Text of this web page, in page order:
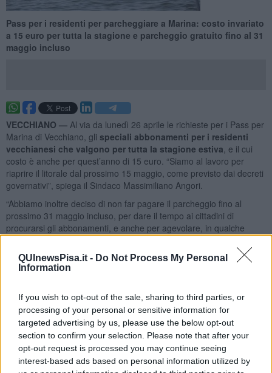
QUInewsPisa.it - Do Not Process My Personal
Information
If you wish to opt-out of the sale, sharing to third parties, or
processing of your personal or sensitive information for
targeted advertising by us, please use the below opt-out
section to confirm your selection. Please note that after your
opt-out request is processed you may continue seeing
interest-based ads based on personal information utilized by
Pass per i residenti per parcheggiare a Marina: costo invariato
a 15 euro per tutta la stagione e parcheggio gratuito fino al 31
maggio incluso
VECCHIANO — Al via da lunedì 26 aprile le richieste per i Pass per
Marina di Vecchiano, gli speciali abbonamenti per i residenti
vecchianesi che valgono per tutta la stagione estiva , e il cui
costo è anche per quest’anno di 15 euro. “Siamo al lavoro per
riaprire il litorale dal prossimo 15 maggio, come previsto dai decreti
governativi”, spiega il Sindaco Massimiliano Angori.
“Abbiamo inoltre deciso di non far pagare il parcheggio fino al
prossimo 31 maggio incluso, per dare il tempo ai cittadini di
procurarsi gli abbonamenti, e anche per agevolare, in qualche
misura, le strutture ricettive cui si può accedere, nel rispetto delle
vigenti normative anticontagio da Covid19. Il parcheggio sarà a
pagamento dal prossimo 1 giugno, dunque, con le stesse tariffe.
“Continuiamo, pertanto, a
garantire una fruizione della marina
per passeggiate o attività sportive sulla spiaggia,o un pranzo
all’aperto presso i nostri ristoranti e strutture del litorale; per la